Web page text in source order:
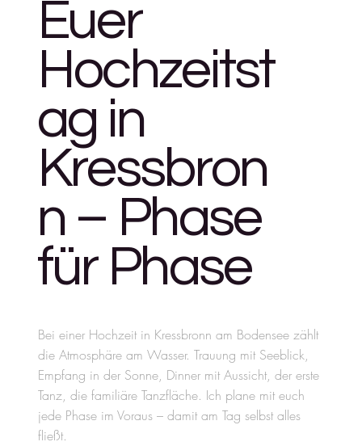
Euer
Hochzeitst
ag in
Kressbron
n – Phase
für Phase
Bei einer Hochzeit in Kressbronn am Bodensee zählt
die Atmosphäre am Wasser. Trauung mit Seeblick,
Empfang in der Sonne, Dinner mit Aussicht, der erste
Tanz, die familiäre Tanzfläche. Ich plane mit euch
jede Phase im Voraus – damit am Tag selbst alles
fließt.